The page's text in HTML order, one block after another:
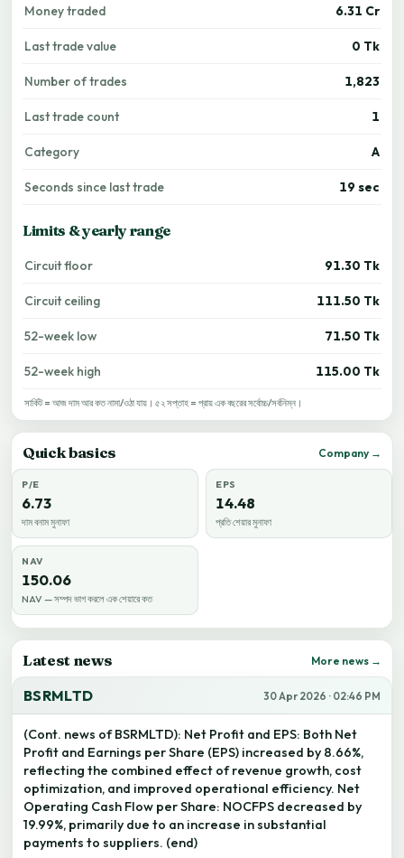
Money traded 6.31 Cr
Last trade value 0 Tk
Number of trades 1,823
Last trade count 1
Category A
Seconds since last trade 19 sec
Limits & yearly range
Circuit floor 91.30 Tk
Circuit ceiling 111.50 Tk
52-week low 71.50 Tk
52-week high 115.00 Tk
সার্কিট = আজ দাম আর কত নামা/ওঠা যায়। ৫২ সপ্তাহ = প্রায় এক বছরের সর্বোচ্চ/সর্বনিম্ন।
Quick basics Company →
P/E
6.73
দাম বনাম মুনাফা
EPS
14.48
প্রতি শেয়ার মুনাফা
NAV
150.06
NAV — সম্পদ ভাগ করলে এক শেয়ারে কত
Latest news More news →
BSRMLTD 30 Apr 2026 · 02:46 PM
(Cont. news of BSRMLTD): Net Profit and EPS: Both Net
Profit and Earnings per Share (EPS) increased by 8.66%,
reflecting the combined effect of revenue growth, cost
optimization, and improved operational efficiency. Net
Operating Cash Flow per Share: NOCFPS decreased by
19.99%, primarily due to an increase in substantial
payments to suppliers. (end)